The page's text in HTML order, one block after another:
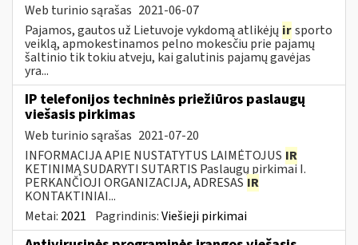
Web turinio sąrašas 2021-06-07
Pajamos, gautos už Lietuvoje vykdomą atlikėjų irsporto
veiklą, apmokestinamos pelno mokesčiu prie pajamų
šaltinio tik tokiu atveju, kai galutinis pajamų gavėjas
yra...
IP telefonijos techninės priežiūros paslaugų
viešasis pirkimas
Web turinio sąrašas 2021-07-20
INFORMACIJA APIE NUSTATYTUS LAIMĖTOJUS IR
KETINIMĄ SUDARYTI SUTARTIS Paslaugų pirkimai I.
PERKANČIOJI ORGANIZACIJA, ADRESAS IR
KONTAKTINIAI...
Metai: 2021 Pagrindinis:Viešieji pirkimai